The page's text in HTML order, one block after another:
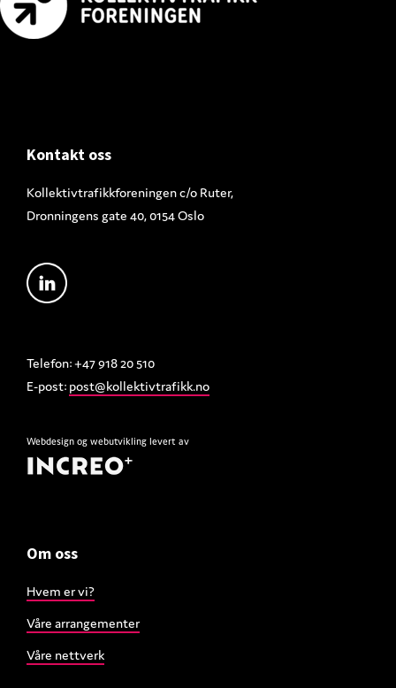
Footer
Kontakt oss
Kollektivtrafikkforeningen c/o Ruter,
Dronningens gate 40, 0154 Oslo
Telefon: +47 918 20 510
E-post: post@kollektivtrafikk.no
Webdesign og webutvikling levert av
Om oss
Hvem er vi?
Våre arrangementer
Våre nettverk